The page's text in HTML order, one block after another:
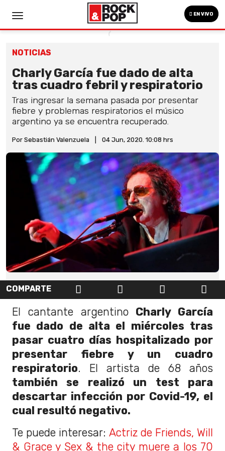
EN VIVO
NOTICIAS
Charly García fue dado de alta
tras cuadro febril y respiratorio
Tras ingresar la semana pasada por presentar
fiebre y problemas respiratorios el músico
argentino ya se encuentra recuperado.
Por Sebastián Valenzuela 04 Jun, 2020. 10:08 hrs
COMPARTE
El cantante argentino Charly García
fue dado de alta el miércoles tras
pasar cuatro días hospitalizado por
presentar fiebre y un cuadro
respiratorio. El artista de 68 años
también se realizó un test para
descartar infección por Covid-19, el
cual resultó negativo.
Te puede interesar: Actriz de Friends, Will
& Grace y Sex & the city muere a los 70